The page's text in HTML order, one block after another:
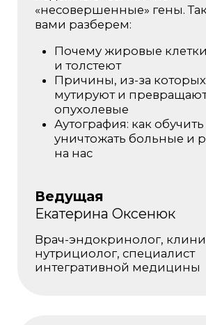
«Эффективная витаминотерапия:
Учимся оздоравливать себя и
членов семьи»
Какие витамины вам
действительно нужны
Как взаимосвязаны заболевания и
здоровья
Первая помощь при стрессе
Что, с чем и как принимать
Сочетание витаминов между собой
Ведущая
Екатерина Оксенюк
Антикризисного центра г. Москва
суббота в 10:00 МСК
23 мая